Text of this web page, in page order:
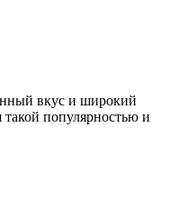
вкус и широкий
такой популярностью и